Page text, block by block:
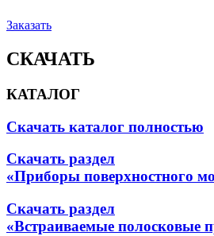
Заказать
СКАЧАТЬ
КАТАЛОГ
Скачать каталог полностью
Скачать раздел
«Приборы поверхностного
Скачать раздел
«Встраиваемые полосковые